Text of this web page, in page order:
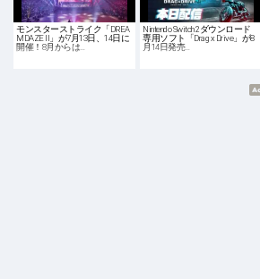
モンスターストライク「DREA
MDAZE II」が7月13日、14日に
開催！8月からは…
Nintendo Switch 2ダウンロード
専用ソフト「Drag x Drive」が8
月14日発売…